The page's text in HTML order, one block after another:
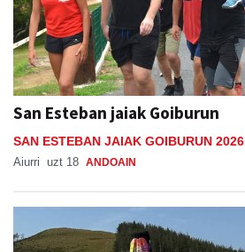
San Esteban jaiak Goiburun
SAN ESTEBAN JAIAK GOIBURUN 2026
Aiurri uzt 18 ANDOAIN